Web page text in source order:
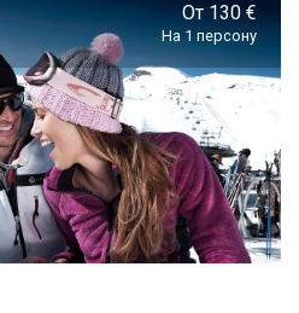
От 130 €
На 1 персону